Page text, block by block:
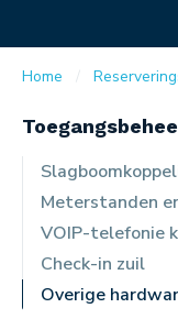
Home
Meterstanden
VOIP-telefonie
Check-in zuil
Overige